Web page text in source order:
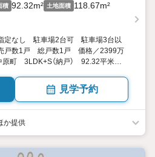
積 92.32m² 土地面積 118.67m²
指定なし 駐車場2台可 駐車場3台以
数1戸 総戸数1戸 価格／2399万
町 3LDK+S（納戸） 92.32平米
見学予約
か提供